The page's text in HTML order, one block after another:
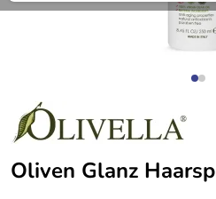
Oliven Glanz